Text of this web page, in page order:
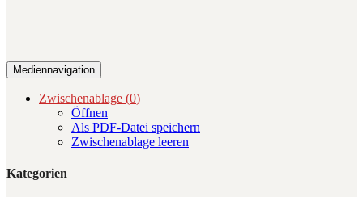
Mediennavigation
Zwischenablage (0)
Öffnen
Als PDF-Datei speichern
Zwischenablage leeren
Kategorien